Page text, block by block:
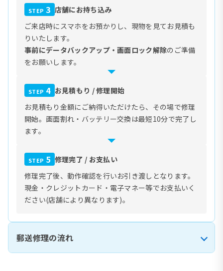
STEP 3 店舗にお持ち込み
ご来店時にスマホをお預かりし、現物を見てお見積も
りいたします。
事前にデータバックアップ・画面ロック解除のご準備
をお願いします。
STEP 4 お見積もり / 修理開始
お見積もり金額にご納得いただけたら、その場で修理
開始。画面割れ・バッテリー交換は最短10分で完了し
ます。
STEP 5 修理完了 / お支払い
修理完了後、動作確認を行いお引き渡しとなります。
現金・クレジットカード・電子マネー等でお支払いく
ださい(店舗により異なります)。
郵送修理の流れ